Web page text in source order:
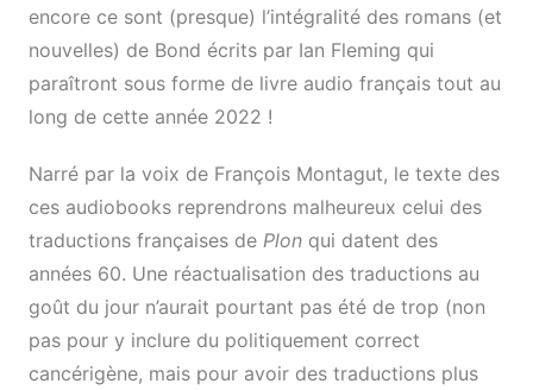
encore ce sont (presque) l’intégralité des romans (et
nouvelles) de Bond écrits par Ian Fleming qui
paraîtront sous forme de livre audio français tout au
long de cette année 2022 !
Narré par la voix de François Montagut, le texte des
ces audiobooks reprendrons malheureux celui des
traductions françaises de Plonqui datent des
années 60. Une réactualisation des traductions au
goût du jour n’aurait pourtant pas été de trop (non
pas pour y inclure du politiquement correct
cancérigène, mais pour avoir des traductions plus